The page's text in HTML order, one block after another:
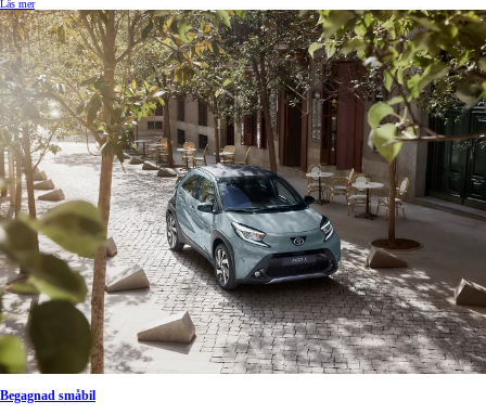
Läs mer
Begagnad småbil